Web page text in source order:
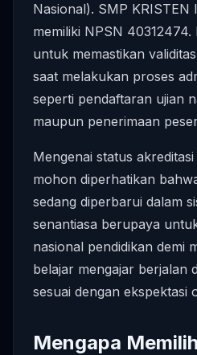
Nasional). SMP KRISTEN
memiliki NPSN
untuk memastikan
saat melakukan proses
seperti pendaftaran ujian
maupun penerimaan
Mengenai status
mohon diperhatikan
sedang diperbarui dalam
senantiasa berupaya
nasional pendidikan demi
belajar mengajar berjalan
sesuai dengan ekspektasi
Mengapa